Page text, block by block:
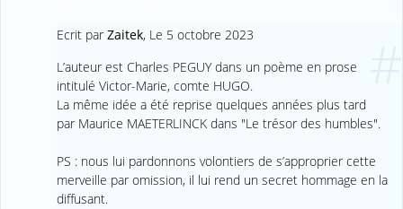
Ecrit par Zaitek, Le 5 octobre 2023
L’auteur est Charles PEGUY dans un poème en prose
intitulé Victor-Marie, comte HUGO.
La même idée a été reprise quelques années plus tard
par Maurice MAETERLINCK dans "Le trésor des humbles".
PS : nous lui pardonnons volontiers de s’approprier cette
merveille par omission, il lui rend un secret hommage en la
diffusant.